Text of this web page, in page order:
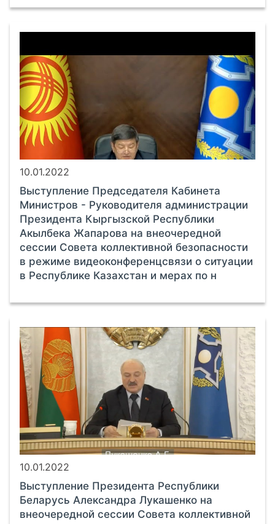
10.01.2022
Выступление Председателя Кабинета
Министров - Руководителя администрации
Президента Кыргызской Республики
Акылбека Жапарова на внеочередной
сессии Совета коллективной безопасности
в режиме видеоконференцсвязи о ситуации
в Республике Казахстан и мерах по н
10.01.2022
Выступление Президента Республики
Беларусь Александра Лукашенко на
внеочередной сессии Совета коллективной